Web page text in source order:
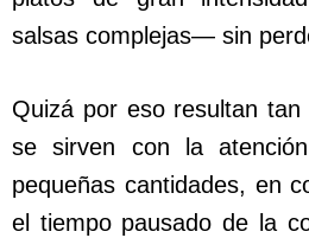
salsas complejas— sin
Quizá por eso resultan tan
se sirven con la
pequeñas cantidades, en
el tiempo pausado de la